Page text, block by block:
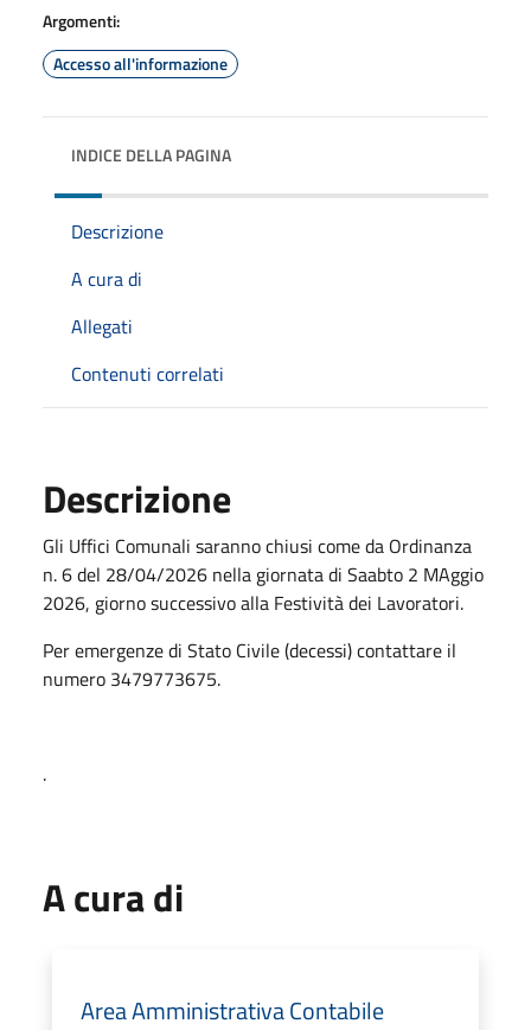
Argomenti:
Accesso all'informazione
INDICE DELLA PAGINA
Descrizione
A cura di
Allegati
Contenuti correlati
Descrizione
Gli Uffici Comunali saranno chiusi come da Ordinanza
n. 6 del 28/04/2026 nella giornata di Saabto 2 MAggio
2026, giorno successivo alla Festività dei Lavoratori.
Per emergenze di Stato Civile (decessi) contattare il
numero 3479773675.
.
A cura di
Area Amministrativa Contabile